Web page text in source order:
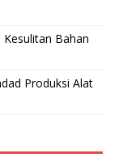
Bahan
Produksi Alat